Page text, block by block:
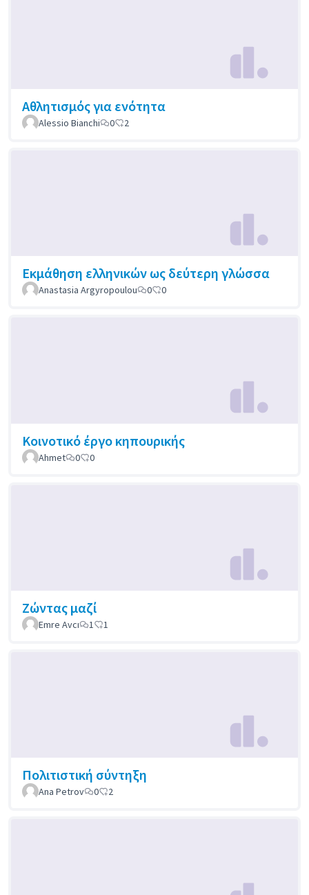
Αθλητισμός για ενότητα
Alessio Bianchi 0 2
Εκμάθηση ελληνικών ως δεύτερη γλώσσα
Anastasia Argyropoulou 0 0
Κοινοτικό έργο κηπουρικής
Ahmet 0 0
Ζώντας μαζί
Emre Avcı 1 1
Πολιτιστική σύντηξη
Ana Petrov 0 2